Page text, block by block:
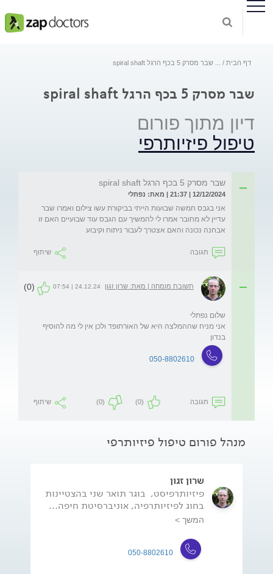
דף הבית שבר מסרק 5 בכף הרגל spiral shaft
שבר מסרק 5 בכף הרגל spiral shaft
דיון מתוך פורום
טיפול פיזיותרפי
שבר מסרק 5 בכף הרגל spiral shaft
12/12/2024 | 21:37 | מאת: נפתלי
אני בגבס חמשה שבועות הייתי בביקורת עשו צילום ואמרו שבר
עדיין לא מחובר אמרו לי להמשיך עם הגבס עוד שבועיים האם זו
אבחנה נכונה והאם אצטרך לעבור ניתוח וקיבוע
תגובה שיתוף
תשובת מומחה | מאת: שרון זגון 24.12.24 | 07:54
(0)
אני מניח שההמלצה היא של האורתופד ולכן אין לי מה להוסיף
בנדון
050-8802610
תגובה (0)
(0) שיתוף
מנהל פורום טיפול פיזיותרפי
שרון זגון
פיזיותרפיסט, בוגר תואר שני בהצטיינות
בחוג לפיזיותרפיה, אוניברסיטת חיפה...
המשך >
050-8802610